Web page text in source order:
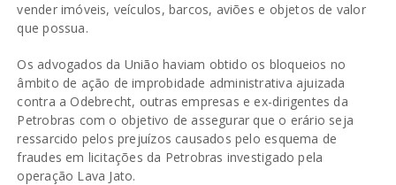
vender imóveis, veículos, barcos, aviões e objetos de valor
que possua.
Os advogados da União haviam obtido os bloqueios no
âmbito de ação de improbidade administrativa ajuizada
contra a Odebrecht, outras empresas e ex-dirigentes da
Petrobras com o objetivo de assegurar que o erário seja
ressarcido pelos prejuízos causados pelo esquema de
fraudes em licitações da Petrobras investigado pela
operação Lava Jato.